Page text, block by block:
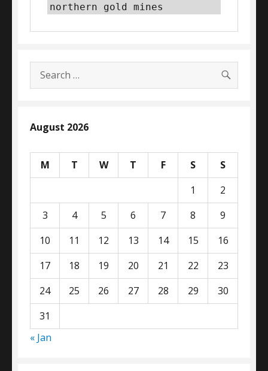
northern gold mines
Search
for:
August 2026
M T W T F S
S
1
2
3
4 5 6 7 8
9
10
11 12 13 14 15
16
17
18 19 20 21 22
23
24
25 26 27 28 29
30
31
« Jan